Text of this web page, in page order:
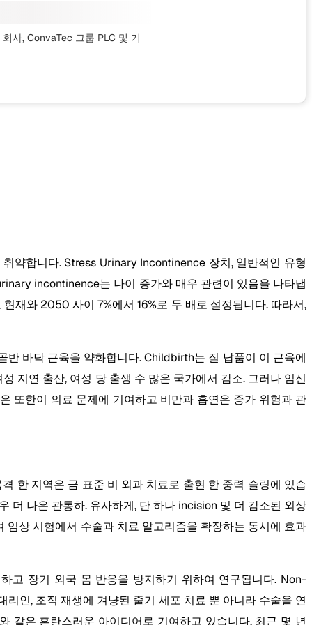
사, ConvaTec 그룹 PLC 및 기
약합니다. Stress Urinary Incontinence 장치, 일반적인 유형
incontinence는 나이 증가와 매우 관련이 있음을 나타냅
재와 2050 사이 7%에서 16%로 두 배로 설정됩니다. 따라서,
바닥 근육을 약화합니다. Childbirth는 질 납품이 이 근육에
지연 출산, 여성 당 출생 수 많은 국가에서 감소. 그러나 임신
또한이 의료 문제에 기여하고 비만과 흡연은 증가 위험과 관
한 지역은 금 표준 비 외과 치료로 출현 한 중력 슬링에 있습
더 나은 관통하. 유사하게, 단 하나 incision 및 더 감소된 외상
상 시험에서 수술과 치료 알고리즘을 확장하는 동시에 효과
고 장기 외국 몸 반응을 방지하기 위하여 연구됩니다. Non-
인, 조직 재생에 겨냥된 줄기 세포 치료 뿐 아니라 수술을 연
같은 혼란스러운 아이디어로 기여하고 있습니다. 최근 몇 년